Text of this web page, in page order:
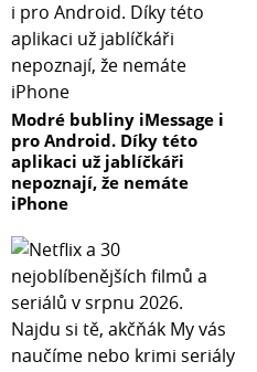
Modré bubliny iMessage i
pro Android. Díky této
aplikaci už jablíčkáři
nepoznají, že nemáte
iPhone